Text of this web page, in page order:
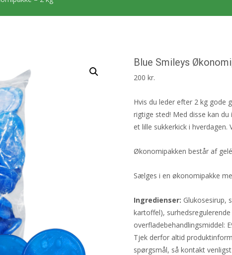
Blue Smileys
200 kr.
Hvis du leder efter 2 kg gode
rigtige sted! Med disse kan
et lille sukkerkick i hverdagen.
Økonomipakken består af
Sælges i en økonomipakke
Ingredienser: Glukosesirup,
kartoffel),
overfladebehandlingsmiddel:
Tjek derfor altid
spørgsmål, så kontakt